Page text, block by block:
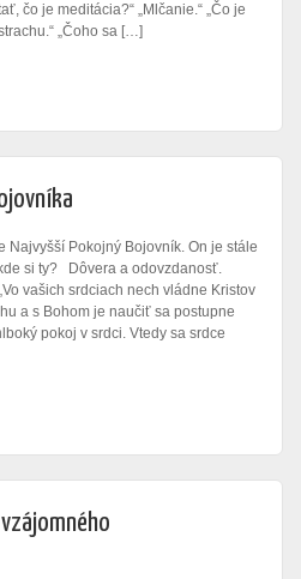
čo je meditácia?“ „Mlčanie.“ „Čo je
„Čoho sa […]
Najvyšší Pokojný Bojovník. On je stále
si ty? Dôvera a odovzdanosť.
vašich srdciach nech vládne Kristov
a s Bohom je naučiť sa postupne
pokoj v srdci. Vtedy sa srdce